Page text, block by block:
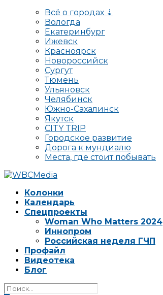
Всё о городах ⇣
Вологда
Екатеринбург
Ижевск
Красноярск
Новороссийск
Сургут
Тюмень
Ульяновск
Челябинск
Южно-Сахалинск
Якутск
CITY TRIP
Городское развитие
Дорога к мундиалю
Места, где стоит побывать
Колонки
Календарь
Спецпроекты
Woman Who Matters 2024
Иннопром
Российская неделя ГЧП
Профайл
Видеотека
Блог